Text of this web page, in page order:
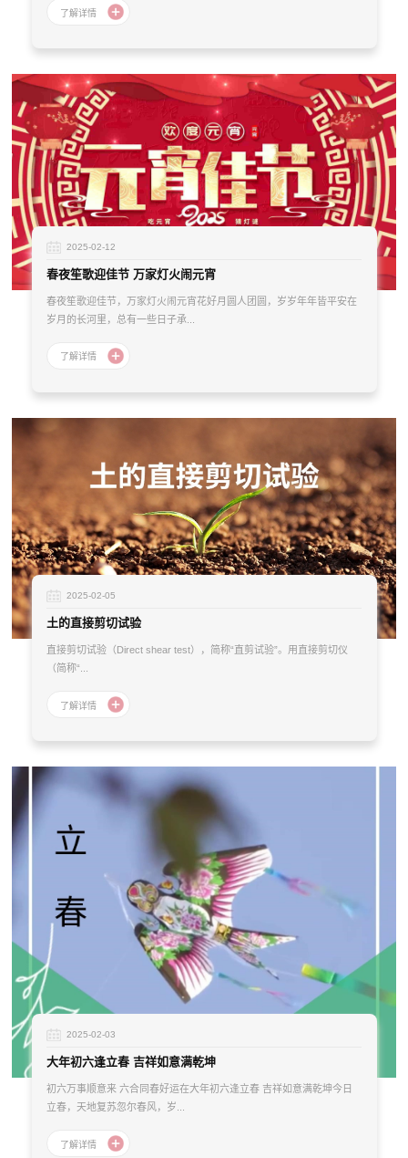
2025-02-12
春夜笙歌迎佳节 万家灯火闹元宵
春夜笙歌迎佳节，万家灯火闹元宵花好月圆人团圆，岁岁年年皆平安在
岁月的长河里，总有一些日子承...
2025-02-05
土的直接剪切试验
直接剪切试验（Direct shear test），简称“直剪试验”。用直接剪切仪
（简称“...
2025-02-03
大年初六逢立春 吉祥如意满乾坤
初六万事顺意来 六合同春好运在大年初六逢立春 吉祥如意满乾坤今日
立春，天地复苏忽尔春风，岁...